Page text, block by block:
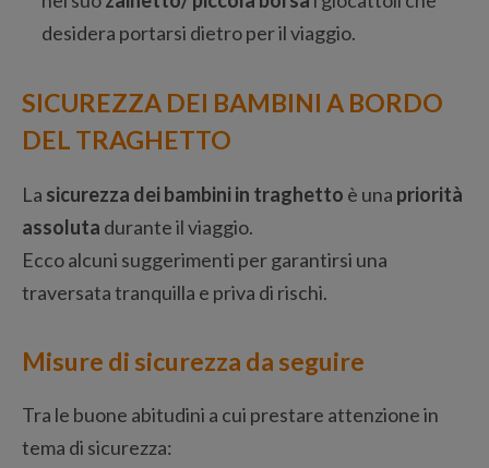
desidera portarsi dietro per il viaggio.
SICUREZZA DEI BAMBINI A BORDO
DEL TRAGHETTO
La sicurezza dei bambini in traghetto è una priorità
assoluta durante il viaggio.
Ecco alcuni suggerimenti per garantirsi una
traversata tranquilla e priva di rischi.
Misure di sicurezza da seguire
Tra le buone abitudini a cui prestare attenzione in
tema di sicurezza: